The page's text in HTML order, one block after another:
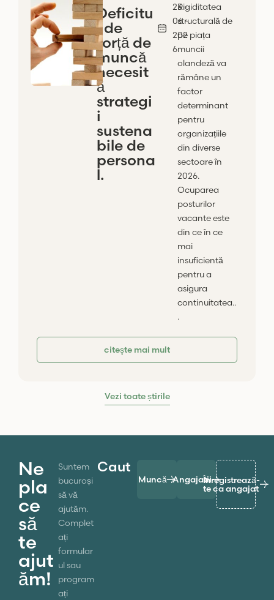
Vezi toate știrile
Deficitu
l de
forță de
muncă
necesit
ă
strategi
i
sustena
bile de
persona
l.
23 -
06 -
202
6
Rigiditatea
structurală de
pe piața
muncii
olandeză va
rămâne un
factor
determinant
pentru
organizațiile
din diverse
sectoare în
2026.
Ocuparea
posturilor
vacante este
din ce în ce
mai
insuficientă
pentru a
asigura
continuitatea..
.
citeşte mai mult
Ne
pla
ce
să
te
ajut
ăm!
Suntem
bucuroși
să vă
ajutăm.
Complet
ați
formular
ul sau
program
ați
Caut
Muncă AngajatiiÎnregistrează-
te ca angajat